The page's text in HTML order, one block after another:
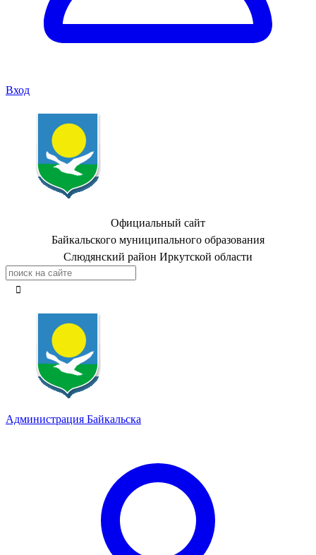
Вход
Официальный сайт
Байкальского муниципального образования
Слюдянский район Иркутской области
Администрация Байкальска